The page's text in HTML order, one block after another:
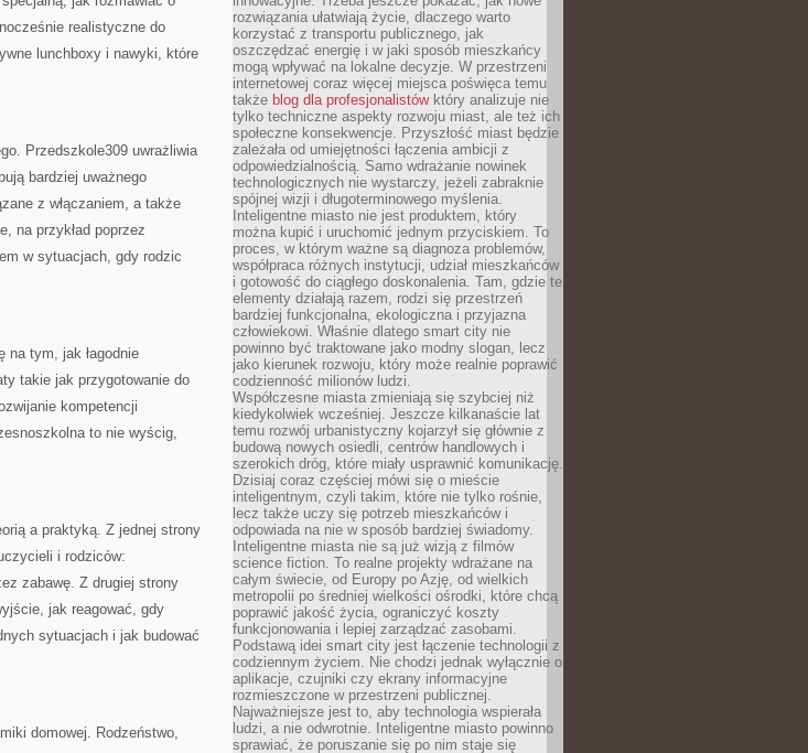
realistyczne do
lunchboxy i nawyki, które
Przedszkole309 uwrażliwia
bardziej uważnego
z włączaniem, a także
na przykład poprzez
w sytuacjach, gdy rodzic
na tym, jak łagodnie
takie jak przygotowanie do
kompetencji
to nie wyścig,
a praktyką. Z jednej strony
i rodziców:
zabawę. Z drugiej strony
jak reagować, gdy
sytuacjach i jak budować
domowej. Rodzeństwo,
rozwiązania ułatwiają życie, dlaczego warto
korzystać z transportu publicznego, jak
oszczędzać energię i w jaki sposób mieszkańcy
mogą wpływać na lokalne decyzje. W przestrzeni
internetowej coraz więcej miejsca poświęca temu
także blog dla profesjonalistówktóry analizuje nie
tylko techniczne aspekty rozwoju miast, ale też ich
społeczne konsekwencje. Przyszłość miast będzie
zależała od umiejętności łączenia ambicji z
odpowiedzialnością. Samo wdrażanie nowinek
technologicznych nie wystarczy, jeżeli zabraknie
spójnej wizji i długoterminowego myślenia.
Inteligentne miasto nie jest produktem, który
można kupić i uruchomić jednym przyciskiem. To
proces, w którym ważne są diagnoza problemów,
współpraca różnych instytucji, udział mieszkańców
i gotowość do ciągłego doskonalenia. Tam, gdzie te
elementy działają razem, rodzi się przestrzeń
bardziej funkcjonalna, ekologiczna i przyjazna
człowiekowi. Właśnie dlatego smart city nie
powinno być traktowane jako modny slogan, lecz
jako kierunek rozwoju, który może realnie poprawić
codzienność milionów ludzi.
Współczesne miasta zmieniają się szybciej niż
kiedykolwiek wcześniej. Jeszcze kilkanaście lat
temu rozwój urbanistyczny kojarzył się głównie z
budową nowych osiedli, centrów handlowych i
szerokich dróg, które miały usprawnić komunikację.
Dzisiaj coraz częściej mówi się o mieście
inteligentnym, czyli takim, które nie tylko rośnie,
lecz także uczy się potrzeb mieszkańców i
odpowiada na nie w sposób bardziej świadomy.
Inteligentne miasta nie są już wizją z filmów
science fiction. To realne projekty wdrażane na
całym świecie, od Europy po Azję, od wielkich
metropolii po średniej wielkości ośrodki, które chcą
poprawić jakość życia, ograniczyć koszty
funkcjonowania i lepiej zarządzać zasobami.
Podstawą idei smart city jest łączenie technologii z
codziennym życiem. Nie chodzi jednak wyłącznie o
aplikacje, czujniki czy ekrany informacyjne
rozmieszczone w przestrzeni publicznej.
Najważniejsze jest to, aby technologia wspierała
ludzi, a nie odwrotnie. Inteligentne miasto powinno
sprawiać, że poruszanie się po nim staje się